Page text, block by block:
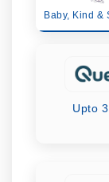
Baby, Kind &
Upto